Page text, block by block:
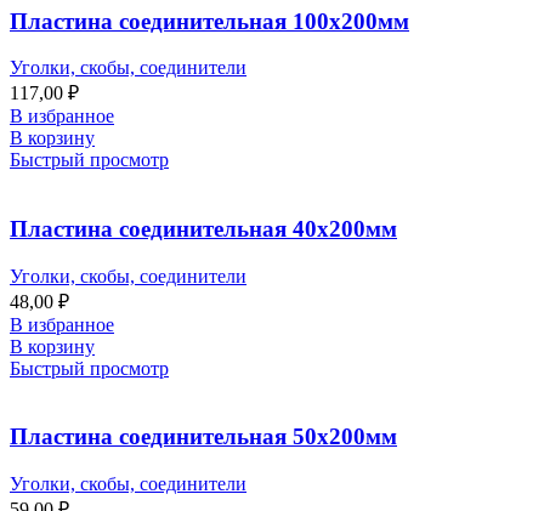
Пластина соединительная 100х200мм
Уголки, скобы, соединители
117,00 ₽
В избранное
В корзину
Быстрый просмотр
Пластина соединительная 40х200мм
Уголки, скобы, соединители
48,00 ₽
В избранное
В корзину
Быстрый просмотр
Пластина соединительная 50х200мм
Уголки, скобы, соединители